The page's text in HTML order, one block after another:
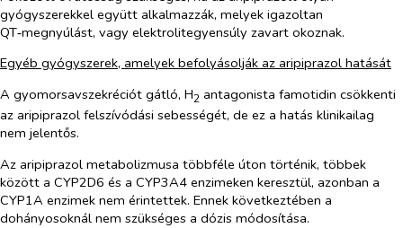
gyógyszerekkel együtt alkalmazzák, melyek igazoltan
QT‑megnyúlást, vagy elektrolitegyensúly zavart okoznak.
Egyéb gyógyszerek, amelyek befolyásolják az aripiprazol hatását
A gyomorsavszekréciót gátló, H2 antagonista famotidin csökkenti
az aripiprazol felszívódási sebességét, de ez a hatás klinikailag
nem jelentős.
Az aripiprazol metabolizmusa többféle úton történik, többek
között a CYP2D6 és a CYP3A4 enzimeken keresztül, azonban a
CYP1A enzimek nem érintettek. Ennek következtében a
dohányosoknál nem szükséges a dózis módosítása.